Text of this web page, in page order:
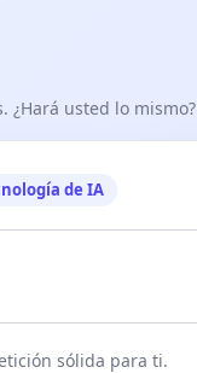
¿Hará usted lo mismo?
de IA
sólida para ti.